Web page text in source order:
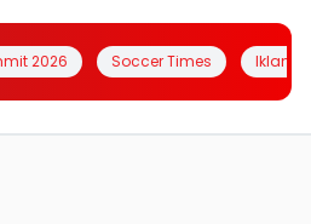
2026 Soccer Times Iklanin